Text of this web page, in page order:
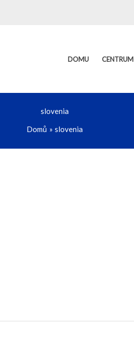
DOMU CENTRUM
slovenia
Domů
slovenia